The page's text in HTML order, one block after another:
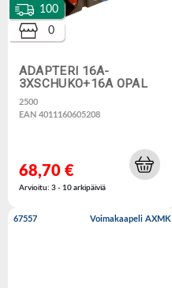
ADAPTERI 16A-
3XSCHUKO+16A OPAL
2500
EAN 4011160605208
100
0
68,70 €
Arvioitu: 3 - 10 arkipäiviä
67557 Voimakaapeli AXMK